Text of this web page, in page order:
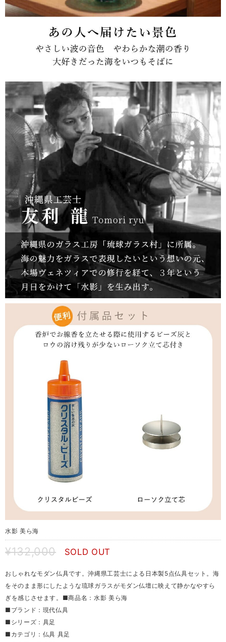
水影 美ら海
¥132,000 SOLD OUT
おしゃれなモダン仏具です。沖縄県工芸士による日本製5点仏具セット。海
をそのまま形にしたような琉球ガラスがモダン仏壇に映えて静かなやすら
ぎを感じさせます。■商品名：水影 美ら海
■ブランド：現代仏具
■シリーズ：具足
■カテゴリ：仏具 具足